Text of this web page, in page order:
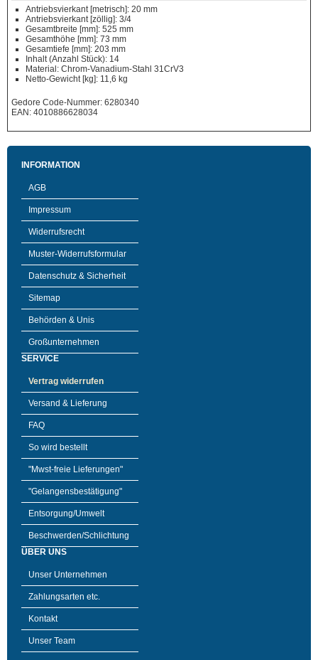
Antriebsvierkant [metrisch]: 20 mm
Antriebsvierkant [zöllig]: 3/4
Gesamtbreite [mm]: 525 mm
Gesamthöhe [mm]: 73 mm
Gesamtiefe [mm]: 203 mm
Inhalt (Anzahl Stück): 14
Material: Chrom-Vanadium-Stahl 31CrV3
Netto-Gewicht [kg]: 11,6 kg
Gedore Code-Nummer: 6280340
EAN: 4010886628034
INFORMATION
AGB
Impressum
Widerrufsrecht
Muster-Widerrufsformular
Datenschutz & Sicherheit
Sitemap
Behörden & Unis
Großunternehmen
SERVICE
Vertrag widerrufen
Versand & Lieferung
FAQ
So wird bestellt
"Mwst-freie Lieferungen"
"Gelangensbestätigung"
Entsorgung/Umwelt
Beschwerden/Schlichtung
ÜBER UNS
Unser Unternehmen
Zahlungsarten etc.
Kontakt
Unser Team